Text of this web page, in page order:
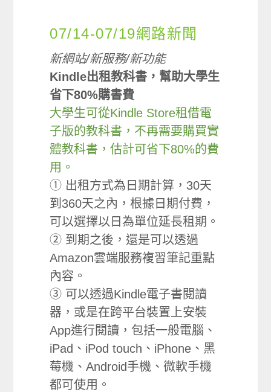
07/14-07/19網路新聞
新網站/新服務/新功能
Kindle出租教科書，幫助大學生
省下80%購書費
大學生可從Kindle Store租借電
子版的教科書，不再需要購買實
體教科書，估計可省下80%的費
用。
① 出租方式為日期計算，30天
到360天之內，根據日期付費，
可以選擇以日為單位延長租期。
② 到期之後，還是可以透過
Amazon雲端服務複習筆記重點
內容。
③ 可以透過Kindle電子書閱讀
器，或是在跨平台裝置上安裝
App進行閱讀，包括一般電腦、
iPad、iPod touch、iPhone、黑
莓機、Android手機、微軟手機
都可使用。